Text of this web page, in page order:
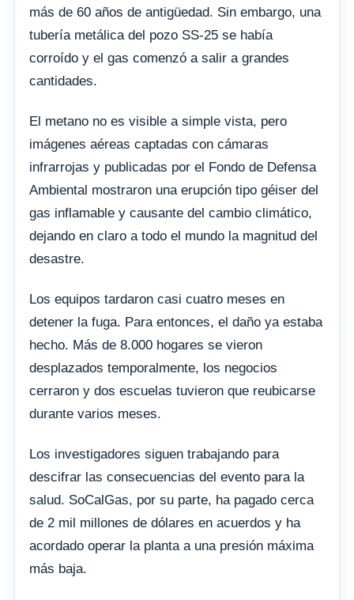
más de 60 años de antigüedad. Sin embargo, una
tubería metálica del pozo SS-25 se había
corroído y el gas comenzó a salir a grandes
cantidades.
El metano no es visible a simple vista, pero
imágenes aéreas captadas con cámaras
infrarrojas y publicadas por el Fondo de Defensa
Ambiental mostraron una erupción tipo géiser del
gas inflamable y causante del cambio climático,
dejando en claro a todo el mundo la magnitud del
desastre.
Los equipos tardaron casi cuatro meses en
detener la fuga. Para entonces, el daño ya estaba
hecho. Más de 8.000 hogares se vieron
desplazados temporalmente, los negocios
cerraron y dos escuelas tuvieron que reubicarse
durante varios meses.
Los investigadores siguen trabajando para
descifrar las consecuencias del evento para la
salud. SoCalGas, por su parte, ha pagado cerca
de 2 mil millones de dólares en acuerdos y ha
acordado operar la planta a una presión máxima
más baja.